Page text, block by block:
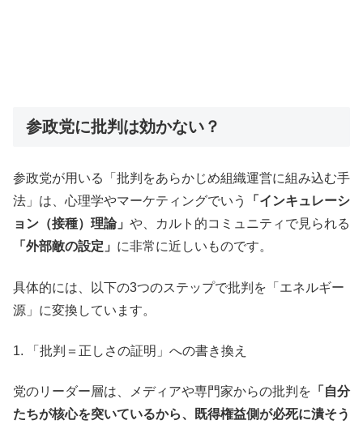
参政党に批判は効かない？
参政党が用いる「批判をあらかじめ組織運営に組み込む手
法」は、心理学やマーケティングでいう
「インキュレーシ
ョン（接種）理論」 や、カルト的コミュニティで見られる
「外部敵の設定」 に非常に近しいものです。
具体的には、以下の3つのステップで批判を「エネルギー
源」に変換しています。
1. 「批判＝正しさの証明」への書き換え
党のリーダー層は、メディアや専門家からの批判を 「自分
たちが核心を突いているから、既得権益側が必死に潰そう